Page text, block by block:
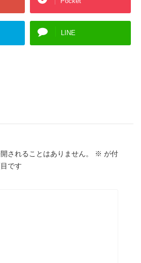
LINE
されることはありません。 ※ が付
です